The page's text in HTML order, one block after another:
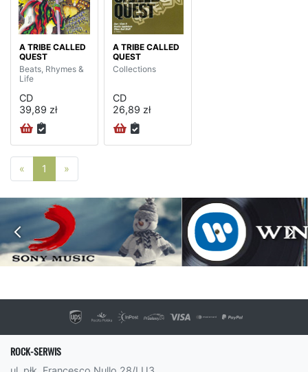
A TRIBE CALLED
QUEST
Beats, Rhymes &
Life
CD
39,89 zł
A TRIBE CALLED
QUEST
Collections
CD
26,89 zł
« Poprzednia strona
1 »
ROCK-SERWIS